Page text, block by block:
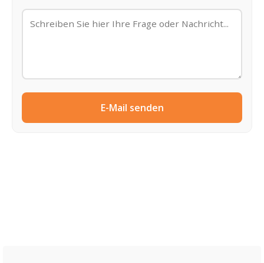
E-Mail senden